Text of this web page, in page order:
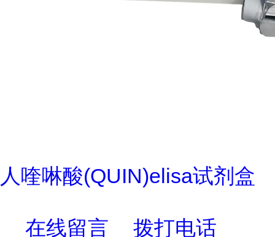
人喹啉酸(QUIN)elisa试剂盒
在线留言 拨打电话